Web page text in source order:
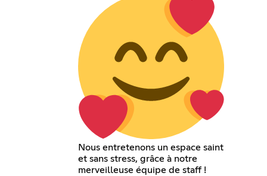
Nous entretenons un espace saint
et sans stress, grâce à notre
merveilleuse équipe de staff !